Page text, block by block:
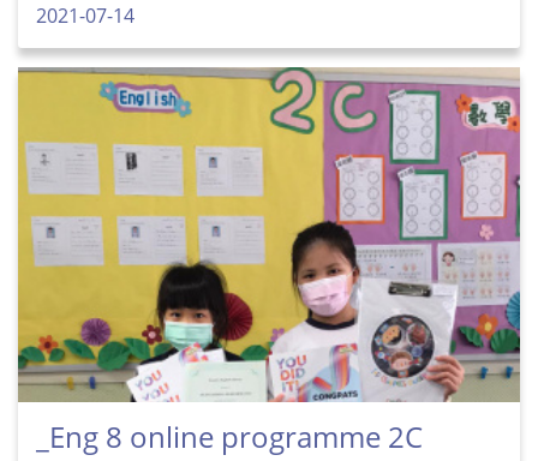
2021-07-14
_Eng 8 online programme 2C